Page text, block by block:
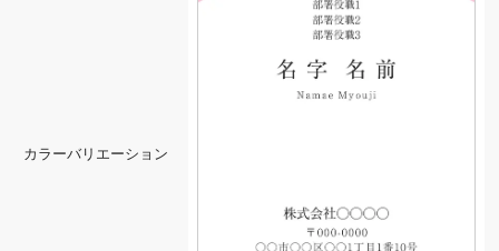
カラーバリエーション